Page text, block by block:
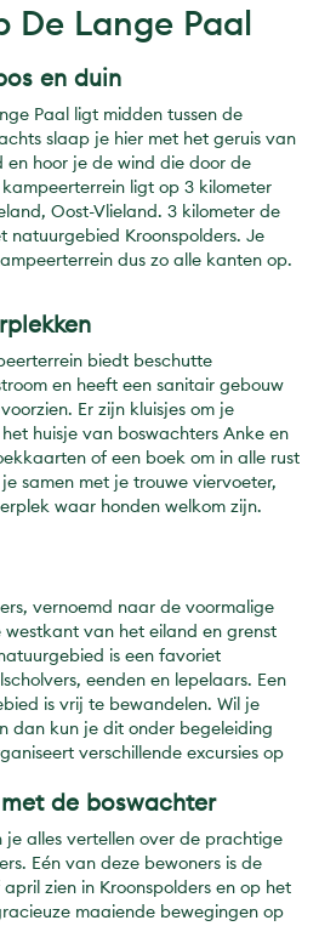
De Lange Paal
en duin
Paal ligt midden tussen de
slaap je hier met het geruis van
hoor je de wind die door de
ligt op 3 kilometer
Oost-Vlieland. 3 kilometer de
Kroonspolders. Je
dus zo alle kanten op.
biedt beschutte
en heeft een sanitair gebouw
Er zijn kluisjes om je
huisje van boswachters Anke en
of een boek om in alle rust
samen met je trouwe viervoeter,
waar honden welkom zijn.
vernoemd naar de voormalige
van het eiland en grenst
is een favoriet
eenden en lepelaars. Een
is vrij te bewandelen. Wil je
dan kun je dit onder begeleiding
verschillende excursies op
de boswachter
alles vertellen over de prachtige
Eén van deze bewoners is de
zien in Kroonspolders en op het
maaiende bewegingen op